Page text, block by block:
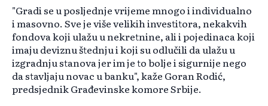
"Gradi se u posljednje vrijeme mnogo i individualno
i masovno. Sve je više velikih investitora, nekakvih
fondova koji ulažu u nekretnine, ali i pojedinaca koji
imaju deviznu štednju i koji su odlučili da ulažu u
izgradnju stanova jer im je to bolje i sigurnije nego
da stavljaju novac u banku", kaže Goran Rodić,
predsjednik Građevinske komore Srbije.